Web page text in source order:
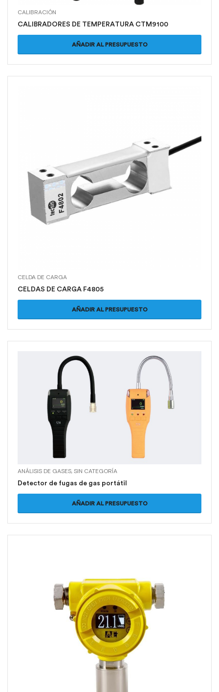
CALIBRACIÓN
CALIBRADORES DE TEMPERATURA CTM9100
AÑADIR AL PRESUPUESTO
CELDA DE CARGA
CELDAS DE CARGA F4805
AÑADIR AL PRESUPUESTO
ANÁLISIS DE GASES,SIN CATEGORÍA
Detector de fugas de gas portátil
AÑADIR AL PRESUPUESTO